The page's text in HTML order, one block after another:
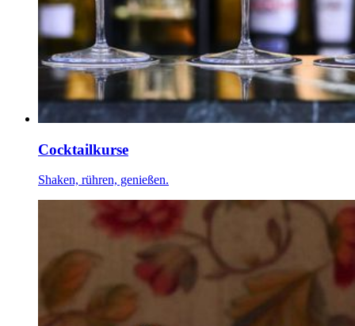
Cocktailkurse
Shaken, rühren, genießen.